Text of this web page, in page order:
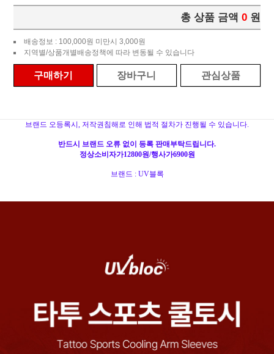
총 상품 금액 0 원
배송정보 : 100,000원 미만시 3,000원
지역별/상품개별배송정책에 따라 변동될 수 있습니다
구매하기 장바구니 관심상품
브랜드 오등록시, 저작권침해로 인해 법적 절차가 진행될 수 있습니다.
반드시 브랜드 오류 없이 등록 판매부탁드립니다.
정상소비자가12800원/행사가6900원
브랜드 : UV블록